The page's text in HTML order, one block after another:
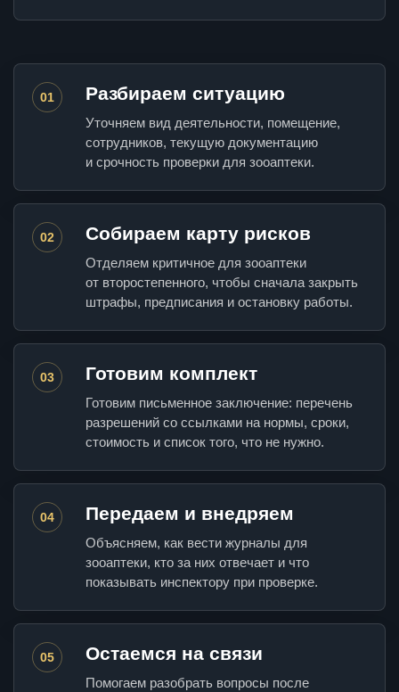
01 Разбираем ситуацию
Уточняем вид деятельности, помещение,
сотрудников, текущую документацию
и срочность проверки для зооаптеки.
02 Собираем карту рисков
Отделяем критичное для зооаптеки
от второстепенного, чтобы сначала закрыть
штрафы, предписания и остановку работы.
03 Готовим комплект
Готовим письменное заключение: перечень
разрешений со ссылками на нормы, сроки,
стоимость и список того, что не нужно.
04 Передаем и внедряем
Объясняем, как вести журналы для
зооаптеки, кто за них отвечает и что
показывать инспектору при проверке.
05 Остаемся на связи
Помогаем разобрать вопросы после